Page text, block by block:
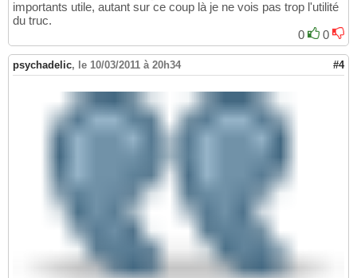
importants utile, autant sur ce coup là je ne vois pas trop l'utilité
du truc.
0
0
psychadelic, le 10/03/2011 à 20h34 #4